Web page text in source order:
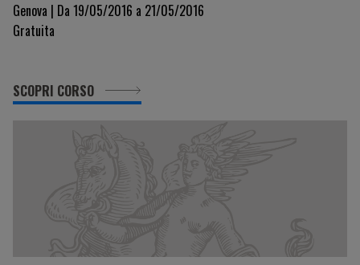
Genova | Da 19/05/2016 a 21/05/2016
Gratuita
SCOPRI CORSO